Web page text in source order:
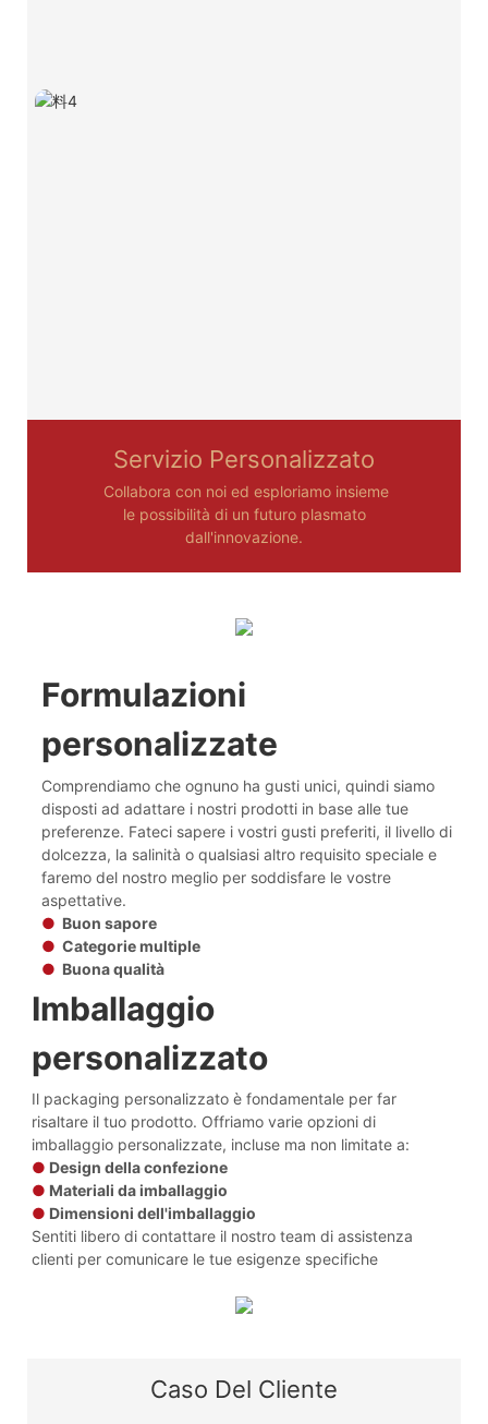
Servizio Personalizzato
Collabora con noi ed esploriamo insieme
le possibilità di un futuro plasmato
dall'innovazione.
Formulazioni
personalizzate
Comprendiamo che ognuno ha gusti unici, quindi siamo
disposti ad adattare i nostri prodotti in base alle tue
preferenze. Fateci sapere i vostri gusti preferiti, il livello di
dolcezza, la salinità o qualsiasi altro requisito speciale e
faremo del nostro meglio per soddisfare le vostre
aspettative.
● Buon sapore
● Categorie multiple
● Buona qualità
Imballaggio
personalizzato
Il packaging personalizzato è fondamentale per far
risaltare il tuo prodotto. Offriamo varie opzioni di
imballaggio personalizzate, incluse ma non limitate a:
● Design della confezione
● Materiali da imballaggio
● Dimensioni dell'imballaggio
Sentiti libero di contattare il nostro team di assistenza
clienti per comunicare le tue esigenze specifiche
Caso Del Cliente